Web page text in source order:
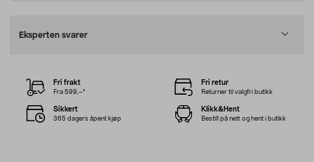
Eksperten svarer
Fri frakt
Fra 599,–*
Fri retur
Returner til valgfri butikk
Sikkert
365 dagers åpent kjøp
Klikk&Hent
Bestill på nett og hent i butikk